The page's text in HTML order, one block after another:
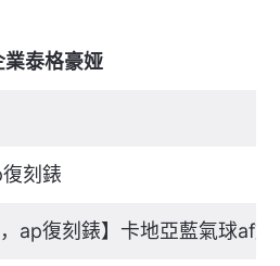
業泰格豪娅
刻錶
，ap復刻錶】卡地亞藍氣球af